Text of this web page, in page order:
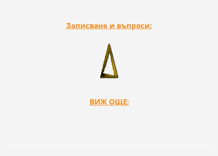
Записване и въпроси:
ВИЖ ОЩЕ: